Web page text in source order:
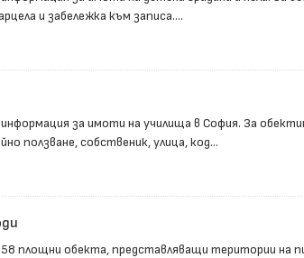
и забележка към записа....
за имоти на училища в София. За
ползване, собственик, улица, код...
площни обекта, представляващи територии на